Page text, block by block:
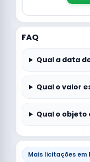
FAQ
Qual a data
Qual o valor
Qual o objeto
Mais licitações em